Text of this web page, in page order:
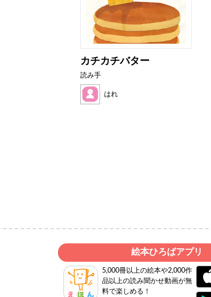
カチカチバター
読み手
はれ
絵本ひろばアプリ
5,000冊以上の絵本や2,000作
品以上の読み聞かせ動画が無
料で楽しめる！